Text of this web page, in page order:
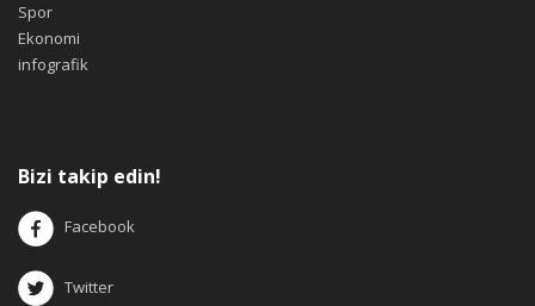
Spor
Ekonomi
infografik
Bizi takip edin!
Facebook
Twitter